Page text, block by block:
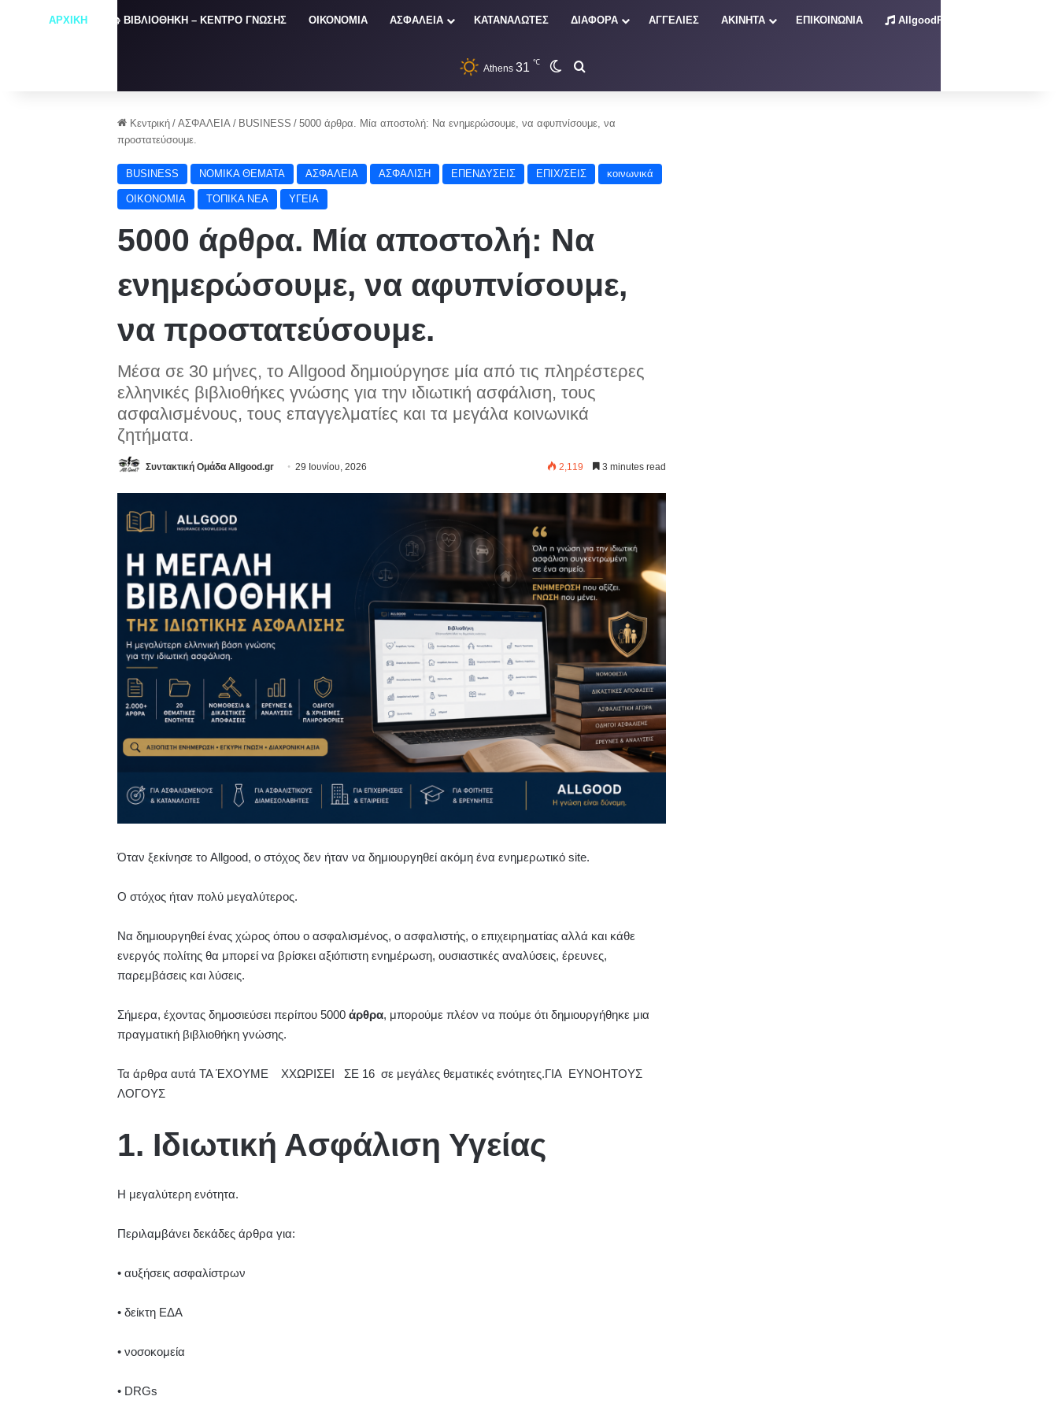
ΑΡΧΙΚΗ 📚 ΒΙΒΛΙΟΘΗΚΗ – ΚΕΝΤΡΟ ΓΝΩΣΗΣ ΟΙΚΟΝΟΜΙΑ ΑΣΦΑΛΕΙΑ ΚΑΤΑΝΑΛΩΤΕΣ ΔΙΑΦΟΡΑ ΑΓΓΕΛΙΕΣ ΑΚΙΝΗΤΑ ΕΠΙΚΟΙΝΩΝΙΑ AllgoodRadio – Live
Athens 31 ℃ Switch skin
Κεντρική / ΑΣΦΑΛΕΙΑ / BUSINESS / 5000 άρθρα. Μία αποστολή: Να ενημερώσουμε, να αφυπνίσουμε, να
προστατεύσουμε.
BUSINESS NOMIKA ΘΕΜΑΤΑ ΑΣΦΑΛΕΙΑ ΑΣΦΑΛΙΣΗ ΕΠΕΝΔΥΣΕΙΣ ΕΠΙΧ/ΣΕΙΣ κοινωνικά
ΟΙΚΟΝΟΜΙΑ ΤΟΠΙΚΑ ΝΕΑ ΥΓΕΙΑ
5000 άρθρα. Μία αποστολή: Να
ενημερώσουμε, να αφυπνίσουμε,
να προστατεύσουμε.
Μέσα σε 30 μήνες, το Allgood δημιούργησε μία από τις πληρέστερες
ελληνικές βιβλιοθήκες γνώσης για την ιδιωτική ασφάλιση, τους
ασφαλισμένους, τους επαγγελματίες και τα μεγάλα κοινωνικά
ζητήματα.
Συντακτική Ομάδα Allgood.gr 29 Ιουνίου, 2026 2,119 3 minutes read
Όταν ξεκίνησε το Allgood, ο στόχος δεν ήταν να δημιουργηθεί ακόμη ένα ενημερωτικό site.
Ο στόχος ήταν πολύ μεγαλύτερος.
Να δημιουργηθεί ένας χώρος όπου ο ασφαλισμένος, ο ασφαλιστής, ο επιχειρηματίας αλλά και κάθε
ενεργός πολίτης θα μπορεί να βρίσκει αξιόπιστη ενημέρωση, ουσιαστικές αναλύσεις, έρευνες,
παρεμβάσεις και λύσεις.
Σήμερα, έχοντας δημοσιεύσει περίπου 5000άρθρα, μπορούμε πλέον να πούμε ότι δημιουργήθηκε μια
πραγματική βιβλιοθήκη γνώσης.
Τα άρθρα αυτά ΤΑ ΈΧΟΥΜΕ ΧΧΩΡΙΣΕΙ ΣΕ 16 σε μεγάλες θεματικές ενότητες.ΓΙΑ ΕΥΝΟΗΤΟΥΣ
ΛΟΓΟΥΣ
1. Ιδιωτική Ασφάλιση Υγείας
Η μεγαλύτερη ενότητα.
Περιλαμβάνει δεκάδες άρθρα για:
• αυξήσεις ασφαλίστρων
• δείκτη ΕΔΑ
• νοσοκομεία
• DRGs